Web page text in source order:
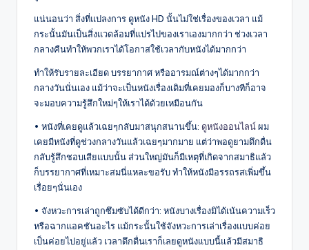
แน่นอนว่า สิ่งที่แปลงการ ดูหนัง HD นั้นไม่ใช่เรื่องของเวลา แม้
กระนั้นมันเป็นสิ่งแวดล้อมที่แปรไปของเราเองมากกว่า ช่วงเวลา
กลางคืนทำให้พวกเราได้โอกาสใช้เวลากับหนังได้มากกว่า
ทำให้รับรายละเอียด บรรยากาศ หรืออารมณ์ต่างๆได้มากกว่า
กลางวันนั่นเอง แม้ว่าจะเป็นหนังเรื่องเดิมที่เคยมองก็บางทีก็อาจ
จะมอบความรู้สึกใหม่ๆให้เราได้ด้วยเหมือนกัน
• หนังที่เคยดูแล้วเฉยๆกลับมาสนุกสนานขึ้น: ดูหนังออนไลน์ผม
เคยมีหนังที่ดูช่วงกลางวันแล้วเฉยๆมากมาย แต่ว่าพอดูยามดึกดื่น
กลับรู้สึกชอบเสียแบบนั้น ส่วนใหญ่มันก็มีเหตุที่เกิดจากสมาธิแล้ว
ก็บรรยากาศที่เหมาะสมนี่แหละขอรับ ทำให้หนังมีอรรถรสเพิ่มขึ้น
เรื่อยๆนั่นเอง
• จังหวะการเล่าถูกซึมซับได้ดีกว่า: หนังบางเรื่องมิได้เน้นความเร็ว
หรือฉากแอคชันอะไร แม้กระนั้นใช้จังหวะการเล่าเรื่องแบบค่อย
เป็นค่อยไปอยู่แล้ว เวลาดึกดื่นเราก็เลยดูหนังแบบนี้แล้วมีสมาธิ